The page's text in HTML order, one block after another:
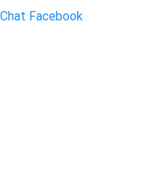
Chat Facebook